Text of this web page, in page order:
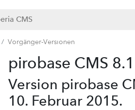
CMS
Vorgänger-Versionen
pirobase CMS
Version pirobase
10. Februar 2015.